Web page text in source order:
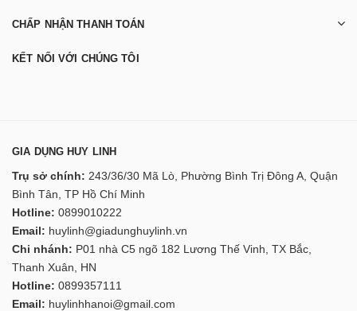
CHẤP NHẬN THANH TOÁN
KẾT NỐI VỚI CHÚNG TÔI
GIA DỤNG HUY LINH
Trụ sở chính: 243/36/30 Mã Lò, Phường Bình Trị Đông A, Quận
Bình Tân, TP Hồ Chí Minh
Hotline: 0899010222
Email: huylinh@giadunghuylinh.vn
Chi nhánh: P01 nhà C5 ngõ 182 Lương Thế Vinh, TX Bắc,
Thanh Xuân, HN
Hotline: 0899357111
Email: huylinhhanoi@gmail.com